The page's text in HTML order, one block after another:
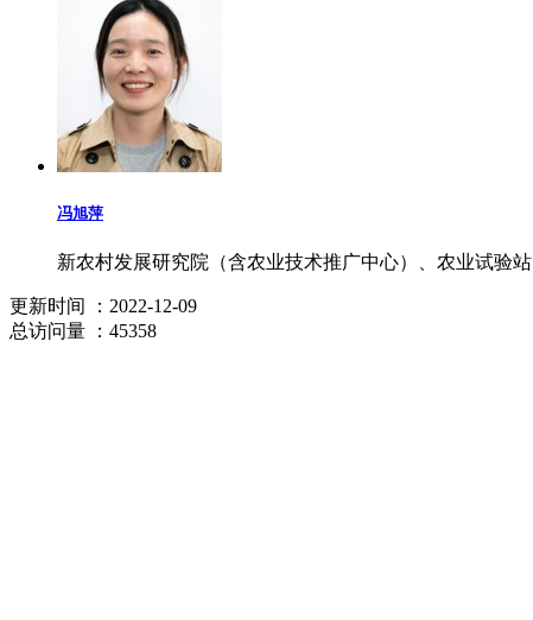
冯旭萍
新农村发展研究院（含农业技术推广中心）、农业试验站
更新时间
：2022-12-09
总访问量 ：45358